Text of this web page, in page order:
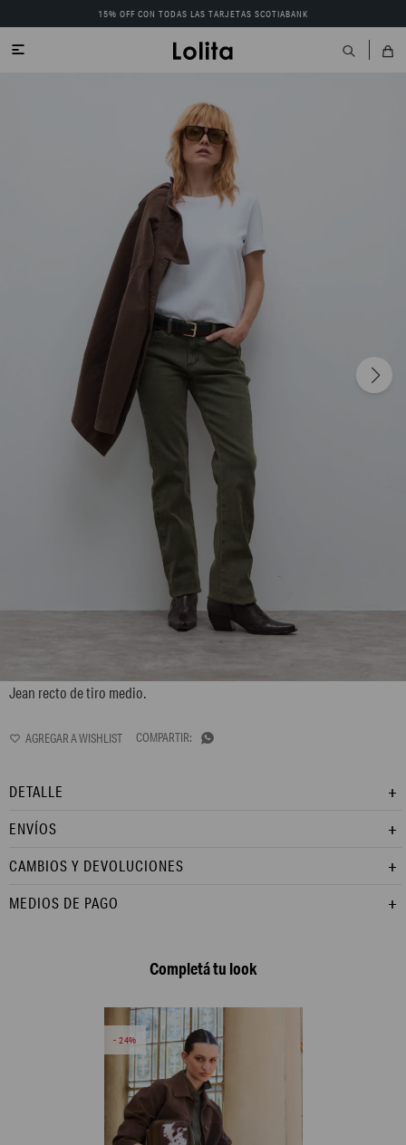
15% OFF CON TODAS LAS TARJETAS SCOTIABANK

Jean recto de tiro medio.

DETALLE
ENVÍOS
CAMBIOS Y DEVOLUCIONES
MEDIOS DE PAGO
Completá tu look
24